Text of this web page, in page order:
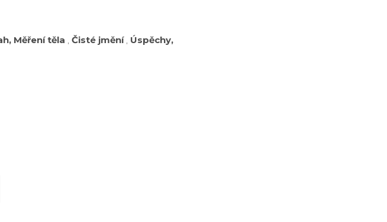
Měření těla Čisté jmění, Úspěchy,